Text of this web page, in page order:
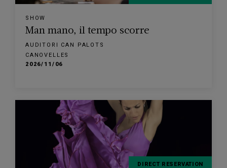
SHOW
Man mano, il tempo scorre
AUDITORI CAN PALOTS
CANOVELLES
2026/11/06
DIRECT RESERVATION